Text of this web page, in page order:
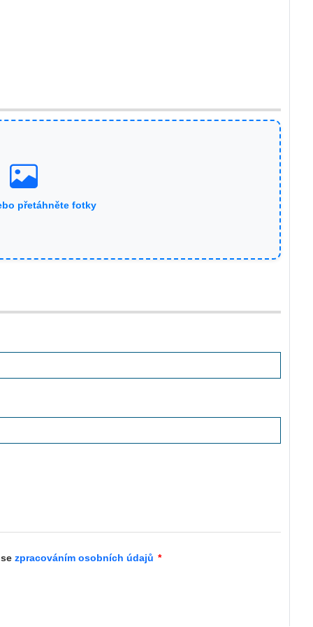
přetáhněte fotky
zpracováním osobních údajů *